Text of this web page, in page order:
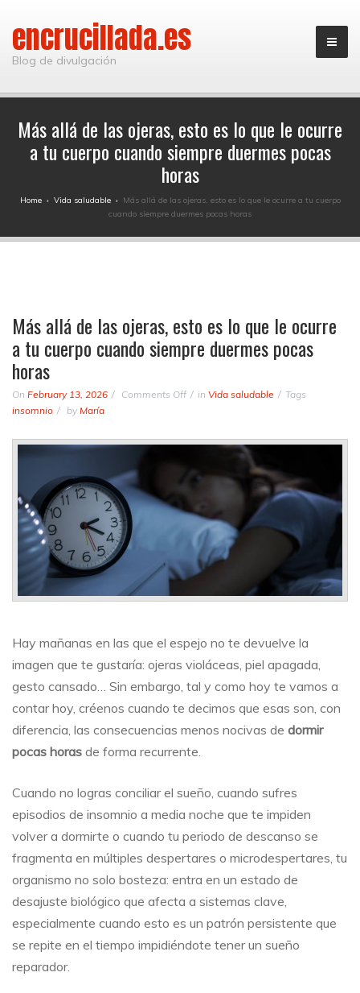
encrucillada.es
Blog de divulgación
Más allá de las ojeras, esto es lo que le ocurre
a tu cuerpo cuando siempre duermes pocas
horas
Home› Vida saludable› Más allá de las ojeras, esto es lo que le ocurre a tu cuerpo
cuando siempre duermes pocas horas
Más allá de las ojeras, esto es lo que le ocurre
a tu cuerpo cuando siempre duermes pocas
horas
On February 13, 2026 Comments Offon
de
ojeras,
que
ocurre
tu
siempre
duermes
pocas
in Vida saludable
Tags
insomnio
by María
Hay mañanas en las que el espejo no te devuelve la
imagen que te gustaría: ojeras violáceas, piel apagada,
gesto cansado… Sin embargo, tal y como hoy te vamos a
contar hoy, créenos cuando te decimos que esas son, con
diferencia, las consecuencias menos nocivas de dormir
pocas horas de forma recurrente.
Cuando no logras conciliar el sueño, cuando sufres
episodios de insomnio a media noche que te impiden
volver a dormirte o cuando tu periodo de descanso se
fragmenta en múltiples despertares o microdespertares, tu
organismo no solo bosteza: entra en un estado de
desajuste biológico que afecta a sistemas clave,
especialmente cuando esto es un patrón persistente que
se repite en el tiempo impidiéndote tener un sueño
reparador.